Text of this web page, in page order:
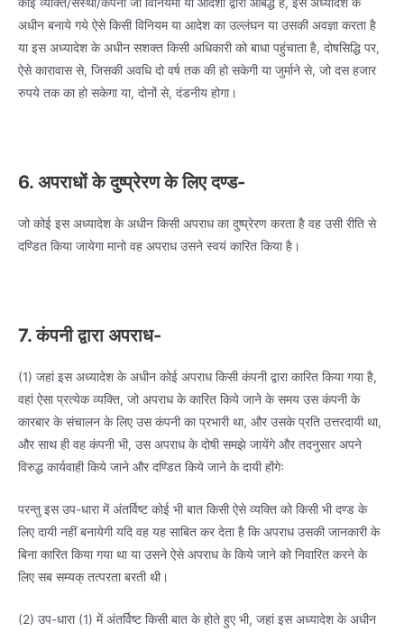
अधीन बनाये गये ऐसे किसी विनियम या आदेश का उल्लंघन या उसकी अवज्ञा करता है
या इस अध्यादेश के अधीन सशक्त किसी अधिकारी को बाधा पहुंचाता है, दोषसिद्धि पर,
ऐसे कारावास से, जिसकी अवधि दो वर्ष तक की हो सकेगी या जुर्माने से, जो दस हजार
रुपये तक का हो सकेगा या, दोनों से, दंडनीय होगा।
6. अपराधों के दुष्प्रेरण के लिए दण्ड-
जो कोई इस अध्यादेश के अधीन किसी अपराध का दुष्प्रेरण करता है वह उसी रीति से
दण्डित किया जायेगा मानो वह अपराध उसने स्वयं कारित किया है।
7. कंपनी द्वारा अपराध-
(1) जहां इस अध्यादेश के अधीन कोई अपराध किसी कंपनी द्वारा कारित किया गया है,
वहां ऐसा प्रत्येक व्यक्ति, जो अपराध के कारित किये जाने के समय उस कंपनी के
कारबार के संचालन के लिए उस कंपनी का प्रभारी था, और उसके प्रति उत्तरदायी था,
और साथ ही वह कंपनी भी, उस अपराध के दोषी समझे जायेंगे और तदनुसार अपने
विरुद्ध कार्यवाही किये जाने और दण्डित किये जाने के दायी होंगेः
परन्तु इस उप-धारा में अंतर्विष्ट कोई भी बात किसी ऐसे व्यक्ति को किसी भी दण्ड के
लिए दायी नहीं बनायेगी यदि वह यह साबित कर देता है कि अपराध उसकी जानकारी के
बिना कारित किया गया था या उसने ऐसे अपराध के किये जाने को निवारित करने के
लिए सब सम्यक् तत्परता बरती थी।
(2) उप-धारा (1) में अंतर्विष्ट किसी बात के होते हुए भी, जहां इस अध्यादेश के अधीन